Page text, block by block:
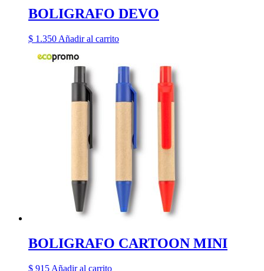
BOLIGRAFO DEVO
$ 1.350 Añadir al carrito
BOLIGRAFO CARTOON MINI
$ 915 Añadir al carrito